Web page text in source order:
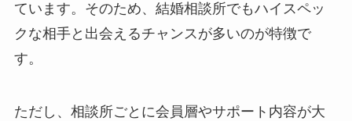
ています。そのため、結婚相談所でもハイスペッ
クな相手と出会えるチャンスが多いのが特徴で
す。
ただし、相談所ごとに会員層やサポート内容が大